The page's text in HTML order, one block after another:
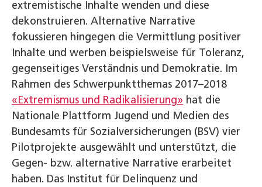
extremistische Inhalte wenden und diese
dekonstruieren. Alternative Narrative
fokussieren hingegen die Vermittlung positiver
Inhalte und werben beispielsweise für Toleranz,
gegenseitiges Verständnis und Demokratie. Im
Rahmen des Schwerpunktthemas 2017–2018
«Extremismus und Radikalisierung» hat die
Nationale Plattform Jugend und Medien des
Bundesamts für Sozialversicherungen (BSV) vier
Pilotprojekte ausgewählt und unterstützt, die
Gegen- bzw. alternative Narrative er­arbeitet
haben. Das Institut für Delinquenz und